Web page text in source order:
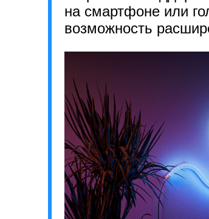
на смартфоне или
возможность